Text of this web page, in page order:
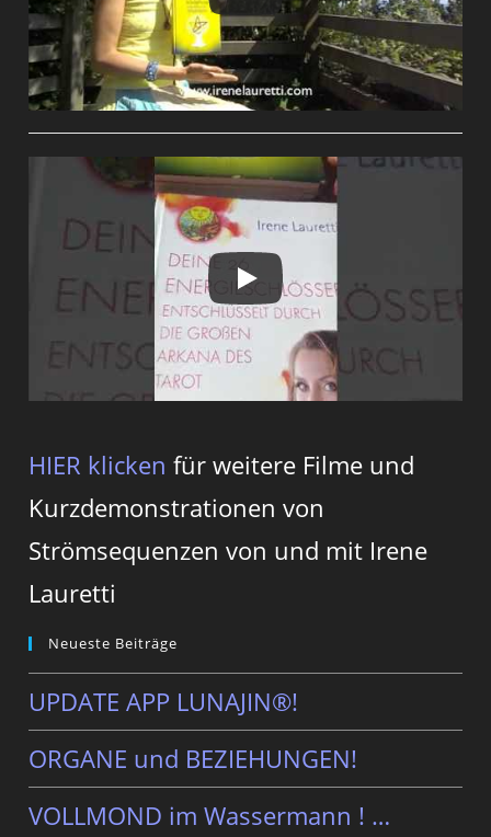
HIER klicken für weitere Filme und
Kurzdemonstrationen von
Strömsequenzen von und mit Irene
Lauretti
Neueste Beiträge
UPDATE APP LUNAJIN®!
ORGANE und BEZIEHUNGEN!
VOLLMOND im Wassermann ! …